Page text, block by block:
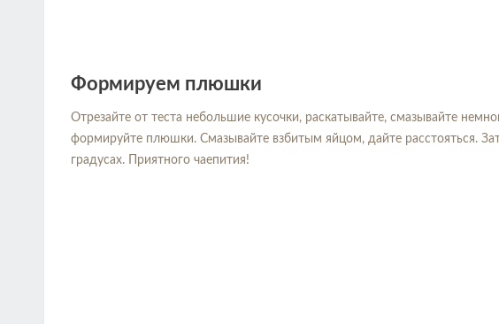
Формируем плюшки
Отрезайте от теста небольшие кусочки, раскатывайте, смазывайте
формируйте плюшки. Смазывайте взбитым яйцом, дайте расстояться.
градусах. Приятного чаепития!